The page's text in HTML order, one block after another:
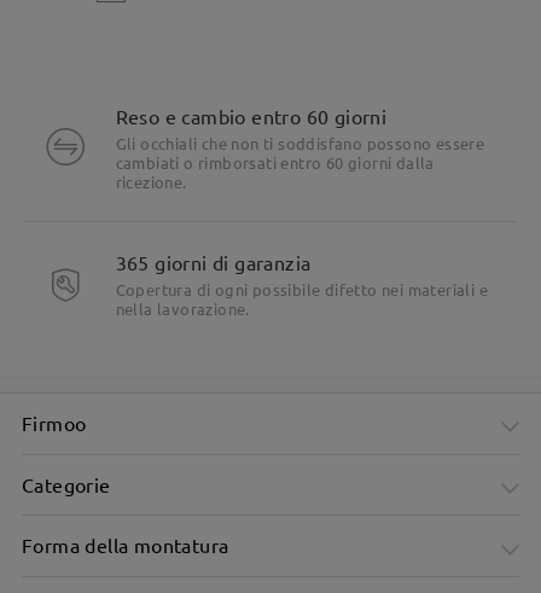
Reso e cambio entro 60 giorni
Gli occhiali che non ti soddisfano possono essere
cambiati o rimborsati entro 60 giorni dalla
ricezione.
365 giorni di garanzia
Copertura di ogni possibile difetto nei materiali e
nella lavorazione.
Firmoo
Categorie
Forma della montatura